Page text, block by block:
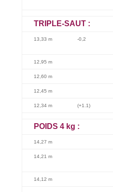
TRIPLE-SAUT :
13,33 m -0,2
12,95 m
12,60 m
12,45 m
12,34 m (+1.1)
POIDS 4 kg :
14,27 m
14,21 m
14,12 m